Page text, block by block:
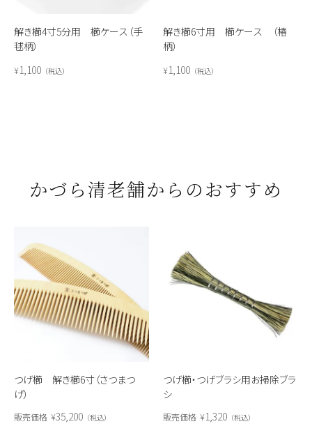
解き櫛4寸5分用 櫛ケース（手
毬柄）
¥1,100 税込
解き櫛6寸用 櫛ケース （椿
柄）
¥1,100 税込
かづら清老舗からのおすすめ
つげ櫛 解き櫛6寸（さつまつ
げ）
販売価格 ¥35,200 税込
つげ櫛・つげブラシ用お掃除ブラ
シ
販売価格 ¥1,320 税込